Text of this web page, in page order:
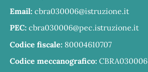
Email: cbra030006@istruzione.it
PEC: cbra030006@pec.istruzione.it
Codice fiscale: 80004610707
Codice meccanografico: CBRA030006